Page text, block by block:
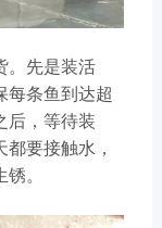
。先是装活
每条鱼到达超
后，等待装
要接触水，
。